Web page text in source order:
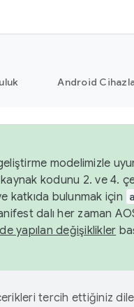
Android
modelimizle
kaynak kodunu 2. ve 4.
katkıda bulunmak için
dalı her zaman
yapılan değişiklikler
tercih ettiğiniz